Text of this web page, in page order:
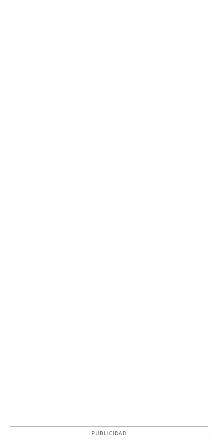
PUBLICIDAD